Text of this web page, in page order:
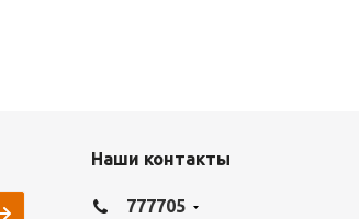
Наши контакты
777705